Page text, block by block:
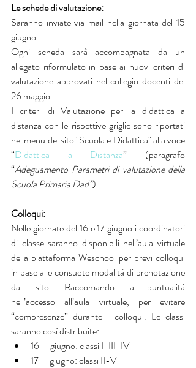
Le schede di valutazione:
Saranno inviate via mail nella giornata del 15
giugno.
Ogni scheda sarà accompagnata da un
allegato riformulato in base ai nuovi criteri di
valutazione approvati nel collegio docenti del
26 maggio.
I criteri di Valutazione per la didattica a
distanza con le rispettive griglie sono riportati
nel menu del sito "Scuola e Didattica" alla voce
“Didattica a Distanza” (paragrafo
“Adeguamento Parametri di valutazione della
Scuola Primaria Dad”).
Colloqui:
Nelle giornate del 16 e 17 giugno i coordinatori
di classe saranno disponibili nell’aula virtuale
della piattaforma Weschool per brevi colloqui
in base alle consuete modalità di prenotazione
dal sito. Raccomando la puntualità
nell’accesso all’aula virtuale, per evitare
“compresenze” durante i colloqui. Le classi
saranno così distribuite:
16      giugno: classi I-III-IV
17      giugno: classi II-V